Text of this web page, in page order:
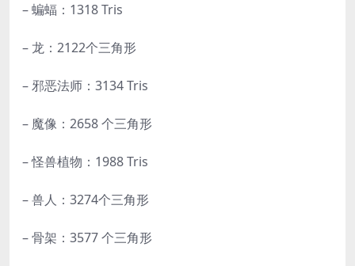
– 蝙蝠：1318 Tris
– 龙：2122个三角形
– 邪恶法师：3134 Tris
– 魔像：2658 个三角形
– 怪兽植物：1988 Tris
– 兽人：3274个三角形
– 骨架：3577 个三角形